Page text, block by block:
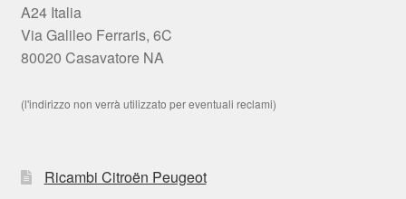
A24 Italia
Via Galileo Ferraris, 6C
80020 Casavatore NA
(l'indirizzo non verrà utilizzato per eventuali reclami)
Ricambi Citroën Peugeot